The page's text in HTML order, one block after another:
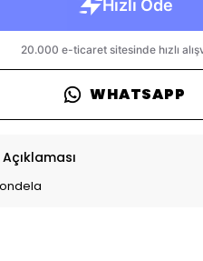
WHATSAPP